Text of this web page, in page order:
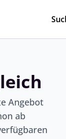
Angebot
ab